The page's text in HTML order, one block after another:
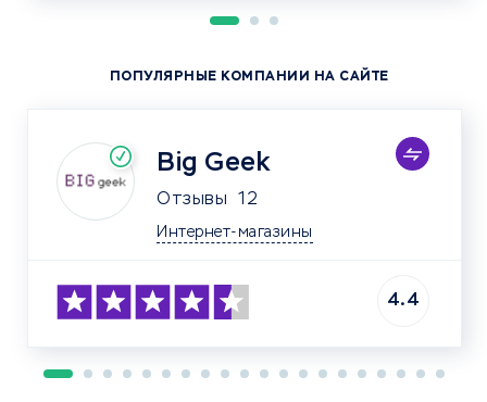
ПОПУЛЯРНЫЕ КОМПАНИИ НА САЙТЕ
Big Geek
Отзывы 12
Интернет-магазины
4.4